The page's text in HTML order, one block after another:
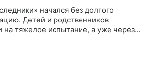
начался без долгого
Детей и родственников
на тяжелое испытание, а уже через